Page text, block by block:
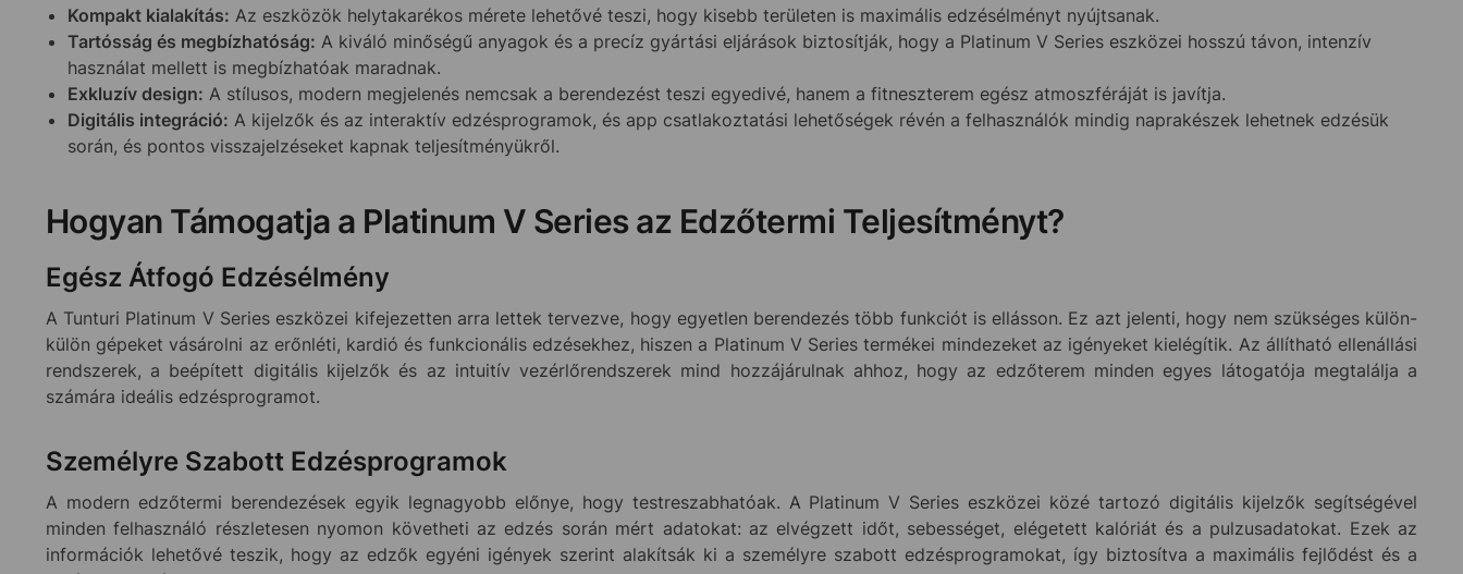
Kompakt kialakítás: Az eszközök helytakarékos mérete lehetővé teszi, hogy kisebb területen is maximális edzésélményt nyújtsanak.
Tartósság és megbízhatóság: A kiváló minőségű anyagok és a precíz gyártási eljárások biztosítják, hogy a Platinum V Series eszközei hosszú távon, intenzív
használat mellett is megbízhatóak maradnak.
Exkluzív design: A stílusos, modern megjelenés nemcsak a berendezést teszi egyedivé, hanem a fitneszterem egész atmoszféráját is javítja.
Digitális integráció: A kijelzők és az interaktív edzésprogramok, és app csatlakoztatási lehetőségek révén a felhasználók mindig naprakészek lehetnek edzésük
során, és pontos visszajelzéseket kapnak teljesítményükről.
Hogyan Támogatja a Platinum V Series az Edzőtermi Teljesítményt?
Egész Átfogó Edzésélmény
A Tunturi Platinum V Series eszközei kifejezetten arra lettek tervezve, hogy egyetlen berendezés több funkciót is ellásson. Ez azt jelenti, hogy nem szükséges külön-
külön gépeket vásárolni az erőnléti, kardió és funkcionális edzésekhez, hiszen a Platinum V Series termékei mindezeket az igényeket kielégítik. Az állítható ellenállási
rendszerek, a beépített digitális kijelzők és az intuitív vezérlőrendszerek mind hozzájárulnak ahhoz, hogy az edzőterem minden egyes látogatója megtalálja a
számára ideális edzésprogramot.
Személyre Szabott Edzésprogramok
A modern edzőtermi berendezések egyik legnagyobb előnye, hogy testreszabhatóak. A Platinum V Series eszközei közé tartozó digitális kijelzők segítségével
minden felhasználó részletesen nyomon követheti az edzés során mért adatokat: az elvégzett időt, sebességet, elégetett kalóriát és a pulzusadatokat. Ezek az
információk lehetővé teszik, hogy az edzők egyéni igények szerint alakítsák ki a személyre szabott edzésprogramokat, így biztosítva a maximális fejlődést és a